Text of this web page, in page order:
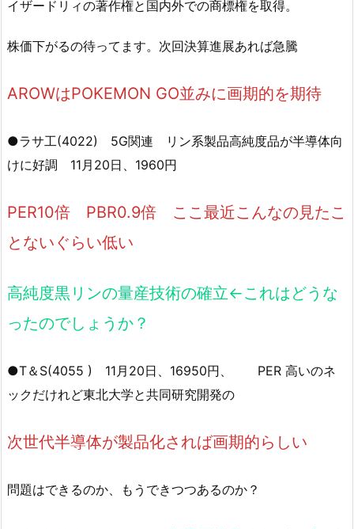
イザードリィの著作権と国内外での商標権を取得。
株価下がるの待ってます。次回決算進展あれば急騰
AROWはPOKEMON GO並みに画期的を期待
●ラサ工(4022) 5G関連 リン系製品高純度品が半導体向
けに好調 11月20日、1960円
PER10倍 PBR0.9倍 ここ最近こんなの見たこ
とないぐらい低い
高純度黒リンの量産技術の確立←これはどうな
ったのでしょうか？
●T＆S(4055 ) 11月20日、16950円、 PER 高いのネ
ックだけれど東北大学と共同研究開発の
次世代半導体が製品化されば画期的らしい
問題はできるのか、もうできつつあるのか？